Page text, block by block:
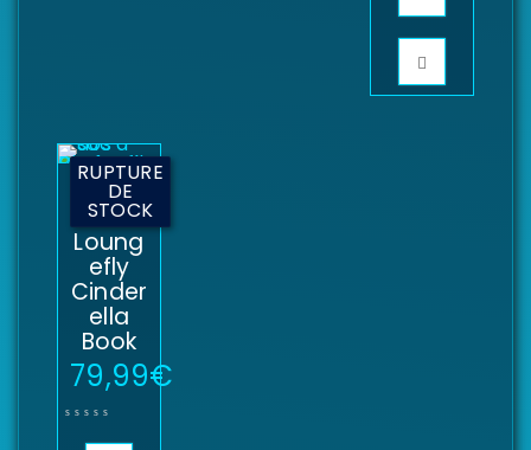
RUPTURE
DE
STOCK
Sac à
dos
Loung
efly
Cinder
ella
Book
79,99€